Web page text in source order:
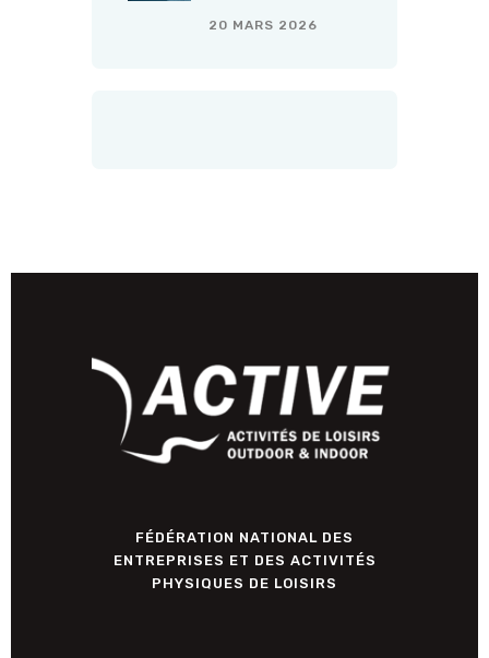
20 MARS 2026
FÉDÉRATION NATIONAL DES
ENTREPRISES ET DES ACTIVITÉS
PHYSIQUES DE LOISIRS